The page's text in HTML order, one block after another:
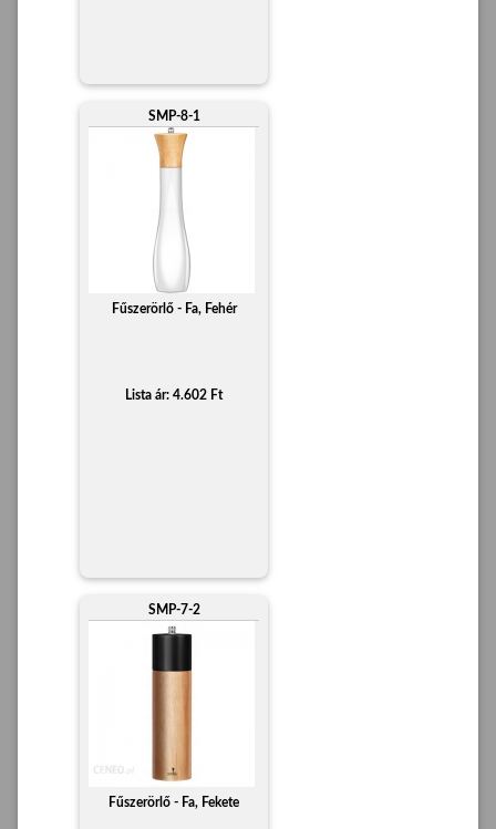
SMP-8-1
Fűszerörlő - Fa, Fehér
Lista ár: 4.602 Ft
SMP-7-2
Fűszerörlő - Fa, Fekete